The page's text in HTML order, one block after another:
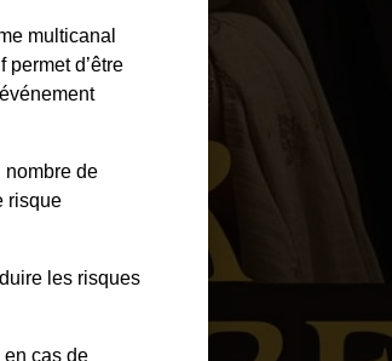
multicanal
d’être
nombre de
risque
les risques
cas de